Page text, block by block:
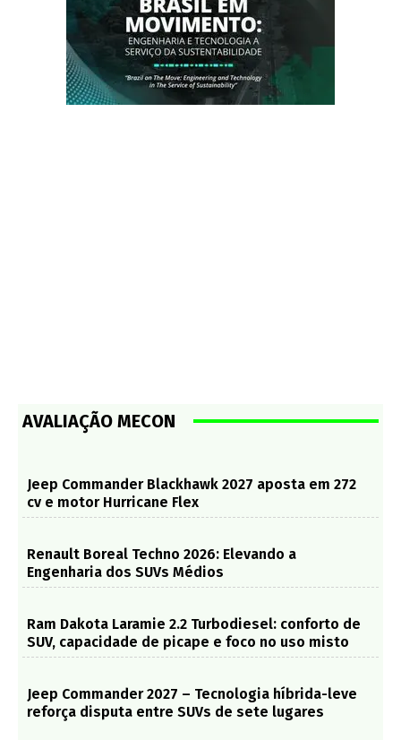
AVALIAÇÃO MECON
Jeep Commander Blackhawk 2027 aposta em 272
cv e motor Hurricane Flex
Renault Boreal Techno 2026: Elevando a
Engenharia dos SUVs Médios
Ram Dakota Laramie 2.2 Turbodiesel: conforto de
SUV, capacidade de picape e foco no uso misto
Jeep Commander 2027 – Tecnologia híbrida-leve
reforça disputa entre SUVs de sete lugares